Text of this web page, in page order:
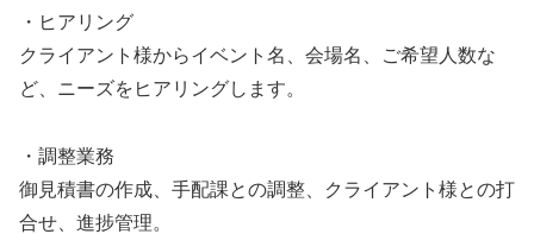
・ヒアリング
クライアント様からイベント名、会場名、ご希望人数な
ど、ニーズをヒアリングします。
・調整業務
御見積書の作成、手配課との調整、クライアント様との打
合せ、進捗管理。